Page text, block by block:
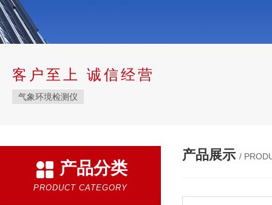
客户至上 诚信经营
气象环境检测仪
产品分类
PRODUCT CATEGORY
产品展示 /